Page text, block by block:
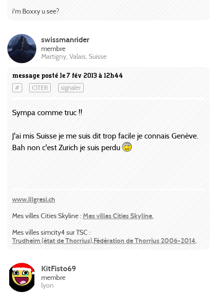
i'm Boxxy u see?
message posté le 7 fév 2013 à 12h44
# CITER signaler
swissmanrider
membre
Martigny, Valais, Suisse
Sympa comme truc !!
J'ai mis Suisse je me suis dit trop facile je connais Genève.
Bah non c'est Zurich je suis perdu
www.illgresi.ch
Mes villes Cities Skyline :Mes villes Cities Skyline,
Mes villes simcity4 sur TSC :
Trudheim (état de Thorrius),Fédération de Thorrius 2006-2014,
KitFisto69
membre
lyon